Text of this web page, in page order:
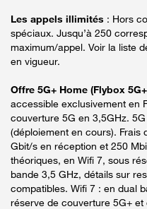
Les appels illimités : Hors
spéciaux. Jusqu’à 250
maximum/appel. Voir la liste
en vigueur.
Offre 5G+ Home (Flybox
accessible exclusivement en
couverture 5G en 3,5GHz.
(déploiement en cours). Frais
Gbit/s en réception et 250
théoriques, en Wifi 7, sous
bande 3,5 GHz, détails sur
compatibles. Wifi 7 : en dual
réserve de couverture 5G+